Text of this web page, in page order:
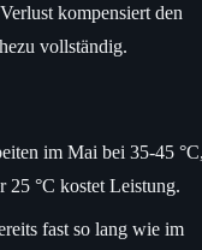
kompensiert den
vollständig.
im Mai bei 35-45
25 °C kostet Leistung.
fast so lang wie im